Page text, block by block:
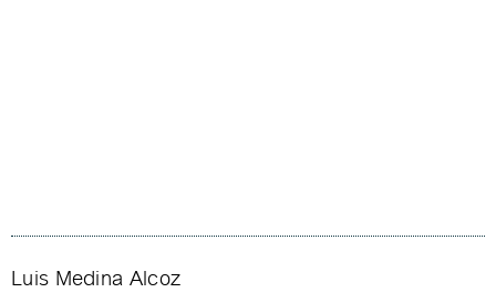
Luis Medina Alcoz